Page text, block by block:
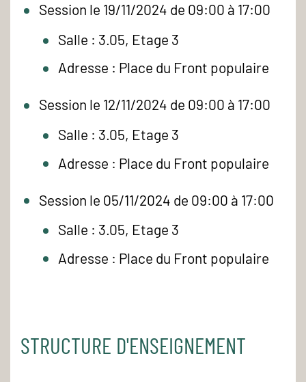
Session le 19/11/2024 de 09:00 à 17:00
Salle : 3.05, Etage 3
Adresse : Place du Front populaire
Session le 12/11/2024 de 09:00 à 17:00
Salle : 3.05, Etage 3
Adresse : Place du Front populaire
Session le 05/11/2024 de 09:00 à 17:00
Salle : 3.05, Etage 3
Adresse : Place du Front populaire
STRUCTURE D'ENSEIGNEMENT